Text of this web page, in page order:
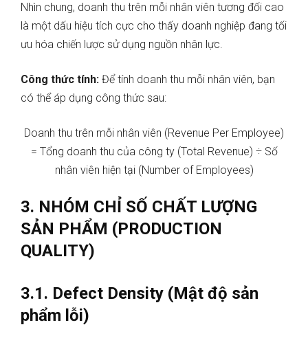
Nhìn chung, doanh thu trên mỗi nhân viên tương đối cao
là một dấu hiệu tích cực cho thấy doanh nghiệp đang tối
ưu hóa chiến lược sử dụng nguồn nhân lực.
Công thức tính: Để tính doanh thu mỗi nhân viên, bạn
có thể áp dụng công thức sau:
Doanh thu trên mỗi nhân viên (Revenue Per Employee)
= Tổng doanh thu của công ty (Total Revenue) ÷ Số
nhân viên hiện tại (Number of Employees)
3. NHÓM CHỈ SỐ CHẤT LƯỢNG
SẢN PHẨM (PRODUCTION
QUALITY)
3.1. Defect Density (Mật độ sản
phẩm lỗi)